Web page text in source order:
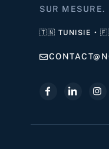
SUR MESURE.
🇹🇳 TUNISIE •